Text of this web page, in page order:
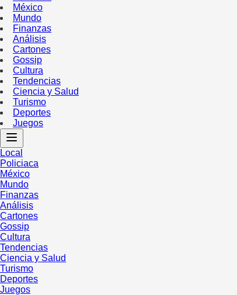
México
Mundo
Finanzas
Análisis
Cartones
Gossip
Cultura
Tendencias
Ciencia y Salud
Turismo
Deportes
Juegos
Local
Policiaca
México
Mundo
Finanzas
Análisis
Cartones
Gossip
Cultura
Tendencias
Ciencia y Salud
Turismo
Deportes
Juegos